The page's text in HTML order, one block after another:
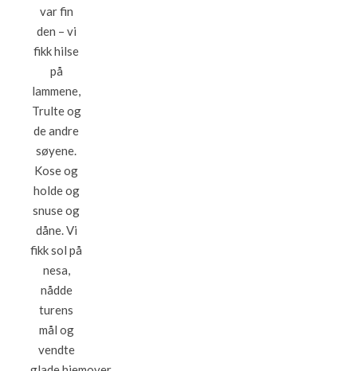
var fin
den – vi
fikk hilse
på
lammene,
Trulte og
de andre
søyene.
Kose og
holde og
snuse og
dåne. Vi
fikk sol på
nesa,
nådde
turens
mål og
vendte